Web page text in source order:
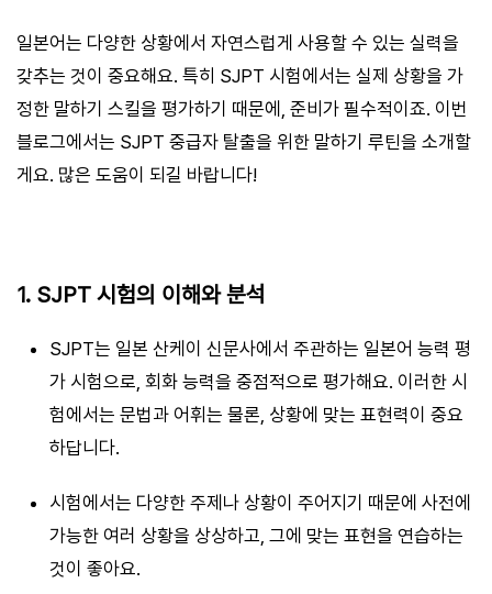
일본어는 다양한 상황에서 자연스럽게 사용할 수 있는 실력을
갖추는 것이 중요해요. 특히 SJPT 시험에서는 실제 상황을 가
정한 말하기 스킬을 평가하기 때문에, 준비가 필수적이죠. 이번
블로그에서는 SJPT 중급자 탈출을 위한 말하기 루틴을 소개할
게요. 많은 도움이 되길 바랍니다!
1. SJPT 시험의 이해와 분석
SJPT는 일본 산케이 신문사에서 주관하는 일본어 능력 평
가 시험으로, 회화 능력을 중점적으로 평가해요. 이러한 시
험에서는 문법과 어휘는 물론, 상황에 맞는 표현력이 중요
하답니다.
시험에서는 다양한 주제나 상황이 주어지기 때문에 사전에
가능한 여러 상황을 상상하고, 그에 맞는 표현을 연습하는
것이 좋아요.